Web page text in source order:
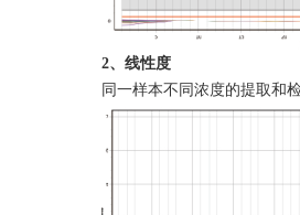
2、线性度
同一样本不同浓度的提取和